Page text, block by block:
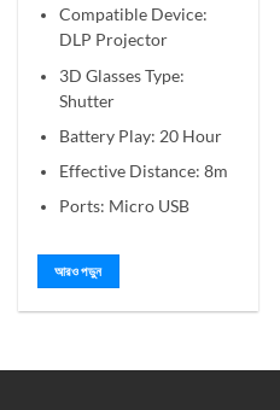
Compatible Device:
DLP Projector
3D Glasses Type:
Shutter
Battery Play: 20 Hour
Effective Distance: 8m
Ports: Micro USB
আরও পড়ুন